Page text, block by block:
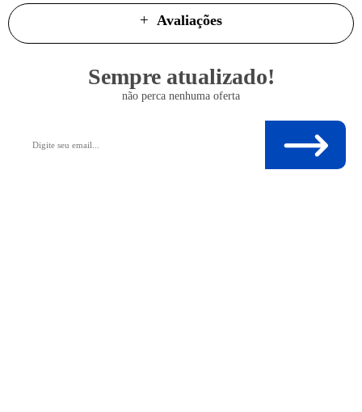
Avaliações
Sempre atualizado!
não perca nenhuma oferta